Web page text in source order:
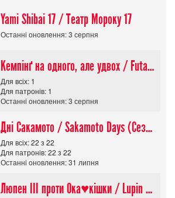
Yami Shibai 17 / Театр Мороку 17
Останні оновлення: 3 серпня
Кемпінґ на одного, але удвох / Futari Solo Camp
Для всіх: 1
Для патронів: 1
Останні оновлення: 3 серпня
Дні Сакамото / Sakamoto Days (Сезон 1)
Для всіх: 22 з 22
Для патронів: 22 з 22
Останні оновлення: 31 липня
Люпен ІІІ проти Ока♥кішки / Lupin III vs Cats Eye Movie